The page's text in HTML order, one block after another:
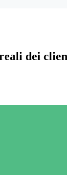
dei